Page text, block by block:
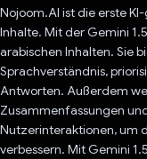
Nojoom.AI ist die erste
Inhalte. Mit der Gemini
arabischen Inhalten. Sie
Sprachverständnis,
Antworten. Außerdem
Zusammenfassungen
Nutzerinteraktionen, um
verbessern. Mit Gemini